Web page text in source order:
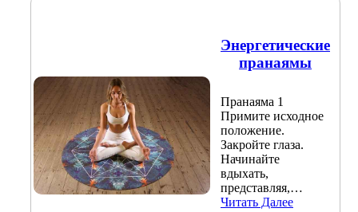
Энергетические
пранаямы
Пранаяма 1
Примите исходное
положение.
Закройте глаза.
Начинайте
вдыхать,
представляя,…
Читать Далее